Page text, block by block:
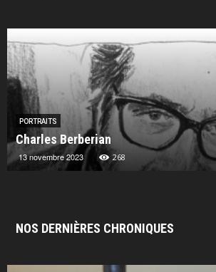
PORTRAITS
Charles Berberian
13 novembre 2023 268
NOS DERNIÈRES CHRONIQUES